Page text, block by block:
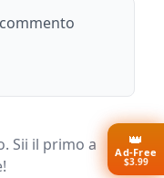
Sii il primo a
👑
Ad-Free
$3.99